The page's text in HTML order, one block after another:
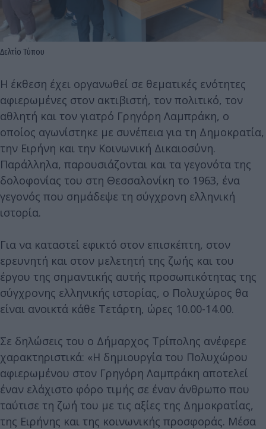
Δελτίο Τύπου
Η έκθεση έχει οργανωθεί σε θεματικές ενότητες
αφιερωμένες στον ακτιβιστή, τον πολιτικό, τον
αθλητή και τον γιατρό Γρηγόρη Λαμπράκη, ο
οποίος αγωνίστηκε με συνέπεια για τη Δημοκρατία,
την Ειρήνη και την Κοινωνική Δικαιοσύνη.
Παράλληλα, παρουσιάζονται και τα γεγονότα της
δολοφονίας του στη Θεσσαλονίκη το 1963, ένα
γεγονός που σημάδεψε τη σύγχρονη ελληνική
ιστορία.
Για να καταστεί εφικτό στον επισκέπτη, στον
ερευνητή και στον μελετητή της ζωής και του
έργου της σημαντικής αυτής προσωπικότητας της
σύγχρονης ελληνικής ιστορίας, ο Πολυχώρος θα
είναι ανοικτά κάθε Τετάρτη, ώρες 10.00-14.00.
Σε δηλώσεις του ο Δήμαρχος Τρίπολης ανέφερε
χαρακτηριστικά: «Η δημιουργία του Πολυχώρου
αφιερωμένου στον Γρηγόρη Λαμπράκη αποτελεί
έναν ελάχιστο φόρο τιμής σε έναν άνθρωπο που
ταύτισε τη ζωή του με τις αξίες της Δημοκρατίας,
της Ειρήνης και της κοινωνικής προσφοράς. Μέσα